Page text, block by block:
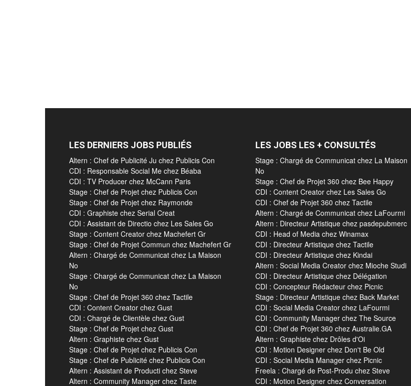
LES DERNIERS JOBS PUBLIÉS
Altern : Chef de Publicité Ju chez Publicis Con
CDI : Responsable Social Me chez Béaba
CDI : TV Producer chez McCann Paris
Stage : Chef de Projet chez Publicis Con
Stage : Chef de Projet chez Raymonde
CDI : Graphiste chez Serial Creat
CDI : Assistant de Directio chez Les Sales Go
Stage : Content Creator chez Machefert Gr
Stage : Chef de Projet Commun chez Machefert Gr
Altern : Chargé de Communicat chez La Maison
No
Stage : Chargé de Communicat chez La Maison
No
Stage : Chef de Projet 360 chez Tactile
CDI : Content Creator chez Gust
CDI : Chargé de Clientèle chez Gust
Stage : Chef de Projet chez Gust
Altern : Graphiste chez Gust
Stage : Chef de Projet chez Publicis Con
Stage : Chef de Publicité chez Publicis Con
Altern : Assistant de Producti chez Steve
Altern : Community Manager chez Taste
LES JOBS LES + CONSULTÉS
Stage : Chargé de Communicat chez La Maison
No
Stage : Chef de Projet 360 chez Bee Happy
CDI : Content Creator chez Les Sales Go
CDI : Chef de Projet 360 chez Tactile
Altern : Chargé de Communicat chez LaFourmi
Altern : Directeur Artistique chez pasdepubmerc
CDI : Head of Media chez Winamax
CDI : Directeur Artistique chez Tactile
CDI : Directeur Artistique chez Kindai
Altern : Social Media Creator chez Mioche Studi
CDI : Directeur Artistique chez Délégation
CDI : Concepteur Rédacteur chez Picnic
Stage : Directeur Artistique chez Back Market
CDI : Social Media Creator chez LaFourmi
CDI : Community Manager chez The Source
CDI : Chef de Projet 360 chez Australie.GA
Altern : Graphiste chez Drôles d'Oi
CDI : Motion Designer chez Don't Be Old
CDI : Social Media Manager chez Picnic
Freela : Chargé de Post-Produ chez Steve
CDI : Motion Designer chez Conversation